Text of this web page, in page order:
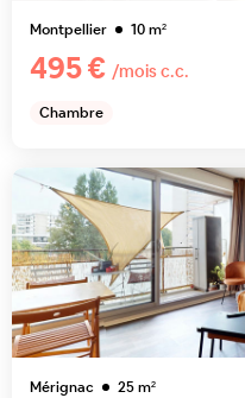
Montpellier 10m²
495 € /mois c.c.
Chambre
Mérignac 25m²